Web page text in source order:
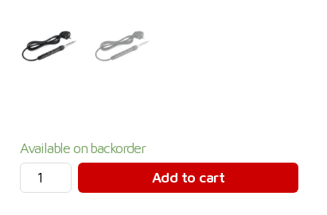
Available on backorder
Add to cart